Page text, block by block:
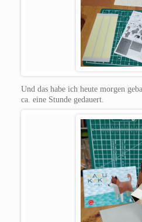
Und das habe ich heute morgen
ca. eine Stunde gedauert.